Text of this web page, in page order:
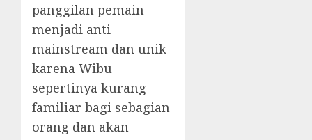
panggilan pemain
menjadi anti
mainstream dan unik
karena Wibu
sepertinya kurang
familiar bagi sebagian
orang dan akan